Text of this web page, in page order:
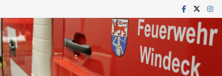
Inhalt
springen